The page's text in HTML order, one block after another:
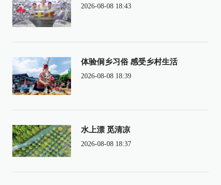
2026-08-08 18:43
体验侗乡习俗 感受乡村生活
2026-08-08 18:39
水上漂 觅清凉
2026-08-08 18:37